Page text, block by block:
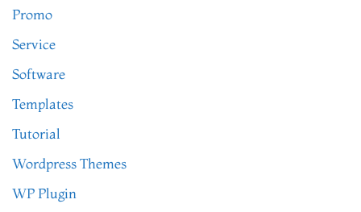
Promo
Service
Software
Templates
Tutorial
Wordpress Themes
WP Plugin